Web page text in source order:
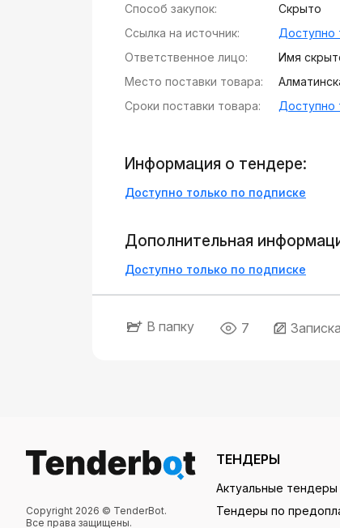
Способ закупок:
Скрыто
Ссылка на источник:
Доступно
Ответственное лицо:
Имя
Место поставки товара:
Сроки поставки товара:
Доступно
Информация о тендере:
Доступно только по подписке
Дополнительная
Доступно только по подписке
В папку 7 Записка
Copyright 2026 © TenderBot.
Все права защищены.
ТЕНДЕРЫ
Актуальные тендеры
Тендеры по